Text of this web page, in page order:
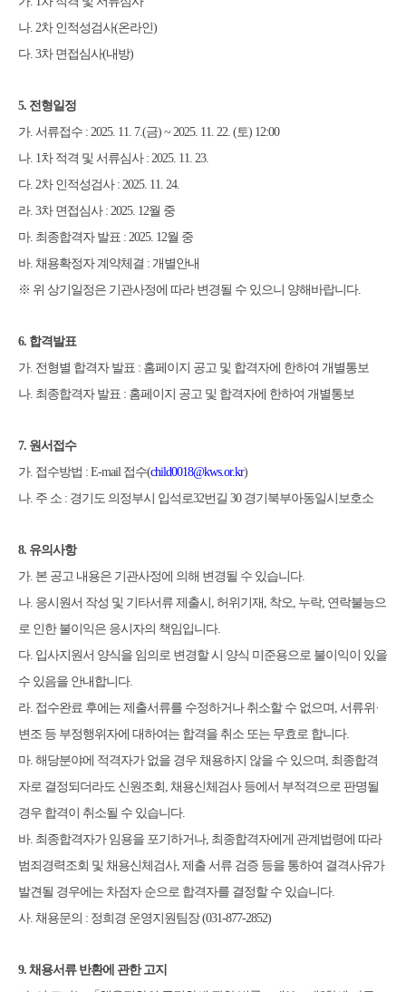
나. 2차 인적성검사(온라인 )
다. 3차 면접심사(내방)
5. 전형일정
가. 서류접수 : 2025. 11. 7.(금) ~ 2025. 11. 22. (토) 12:00
나. 1 차 적격 및 서류심사 : 2025. 11. 23.
다. 2차 인적성검사 : 2025. 11. 24.
라. 3차 면접심사 : 2025. 12월 중
마. 최종합격자 발표 : 2025. 12월 중
바. 채용확정자 계약체결 : 개별안내
※ 위 상기일정은 기관사정에 따라 변경될 수 있으니 양해바랍니다.
6. 합격발표
가. 전형별 합격자 발표 : 홈페이지 공고 및 합격자에 한하여 개별통보
나. 최종합격자 발표 : 홈페이지 공고 및 합격자에 한하여 개별통보
7. 원서접수
가. 접수방법 : E-mail 접수(child0018@kws.or.kr)
나. 주 소 : 경기도 의정부시 입석로32번길 30 경기북부아동일시보호소
8. 유의사항
가. 본 공고 내용은 기관사정에 의해 변경될 수 있습니다.
나. 응시원서 작성 및 기타서류 제출시 허위기재 착오 누락, 연락불능으
로 인한 불이익은 응시자의 책임입니다.
다. 입사지원서 양식을 임의로 변경할 시 양식 미준용으로 불이익이 있을
수 있음을 안내합니다.
라. 접수완료 후에는 제출서류를 수정하거나 취소할 수 없으며 서류위 ·
변조 등 부정행위자에 대하여는 합격을 취소 또는 무효로 합니다.
마. 해당분야에 적격자가 없을 경우 채용하지 않을 수 있으며 최종합격
자로 결정되더라도 신원조회
채용신체검사 등에서 부적격으로 판명될
경우 합격이 취소될 수 있습니다.
바. 최종합격자가 임용을 포기하거나, 최종합격자에게 관계법령에 따라
범죄경력조회 및 채용신체검사, 제출 서류 검증 등을 통하여 결격사유가
발견될 경우에는 차점자 순으로 합격자를 결정할 수 있습니다.
사. 채용문의 : 정희경 운영지원팀장(031-877-2852)
9. 채용서류 반환에 관한 고지